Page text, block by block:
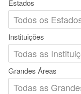
Estados
Instituições
Grandes Áreas